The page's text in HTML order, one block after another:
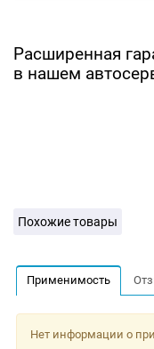
Расширенная
в нашем
Похожие товары
Применимость
Нет информации о